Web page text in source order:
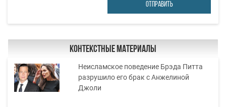
ОТПРАВИТЬ
Контекстные материалы
Неисламское поведение Брэда Питта
разрушило его брак с Анжелиной
Джоли